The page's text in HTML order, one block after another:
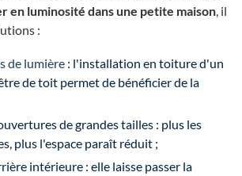
en luminosité dans une petite maison , il
:
de lumière : l'installation en toiture d'un
de toit permet de bénéficier de la
de grandes tailles : plus les
plus l'espace paraît réduit ;
intérieure : elle laisse passer la